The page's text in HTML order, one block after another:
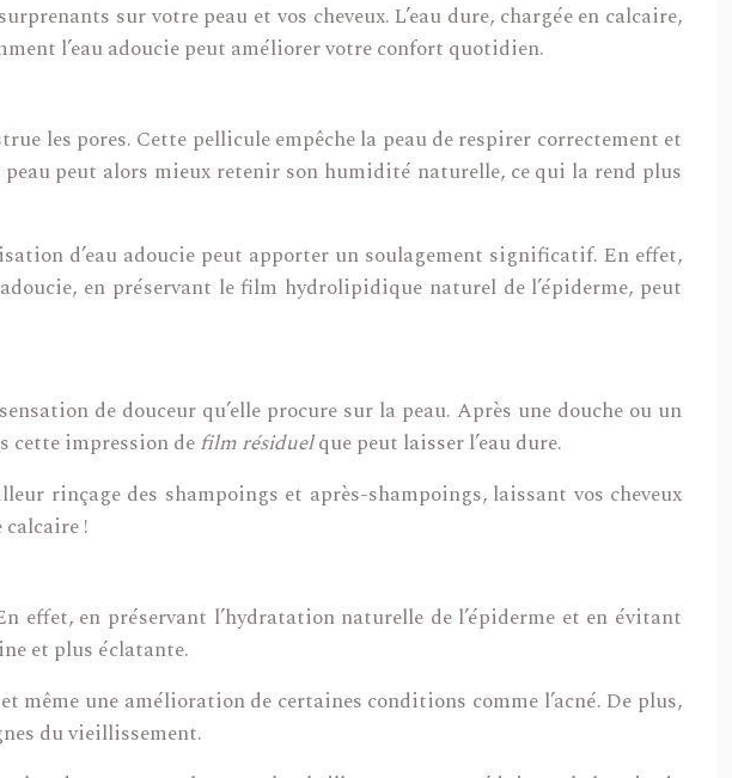
sur votre peau et vos cheveux. L’eau dure, chargée en calcaire,
l’eau adoucie peut améliorer votre confort quotidien.
les pores. Cette pellicule empêche la peau de respirer correctement et
peut alors mieux retenir son humidité naturelle, ce qui la rend plus
d’eau adoucie peut apporter un soulagement significatif. En effet,
en préservant le film hydrolipidique naturel de l’épiderme, peut
de douceur qu’elle procure sur la peau. Après une douche ou un
cette impression defilm résiduelque peut laisser l’eau dure.
rinçage des shampoings et après-shampoings, laissant vos cheveux
!
effet, en préservant l’hydratation naturelle de l’épiderme et en évitant
et plus éclatante.
même une amélioration de certaines conditions comme l’acné. De plus,
du vieillissement.